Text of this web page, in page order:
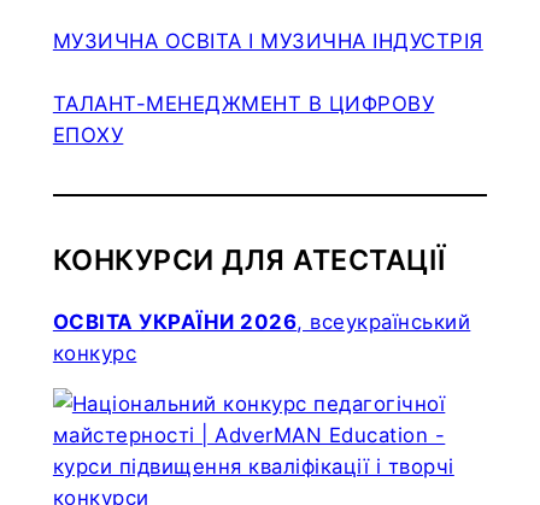
МУЗИЧНА ОСВІТА І МУЗИЧНА ІНДУСТРІЯ
ТАЛАНТ-МЕНЕДЖМЕНТ В ЦИФРОВУ
ЕПОХУ
КОНКУРСИ ДЛЯ АТЕСТАЦІЇ
ОСВІТА УКРАЇНИ 2026, всеукраїнський
конкурс